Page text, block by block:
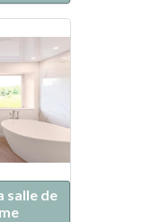
salle de